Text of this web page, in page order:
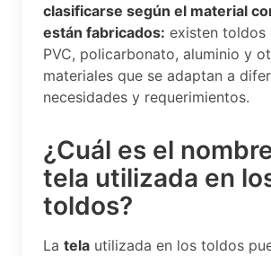
clasificarse según el material
están fabricados: existen toldos
PVC, policarbonato, aluminio y
materiales que se adaptan a
necesidades y requerimientos.
¿Cuál es el
tela utilizada en
toldos?
La tela utilizada en los toldos